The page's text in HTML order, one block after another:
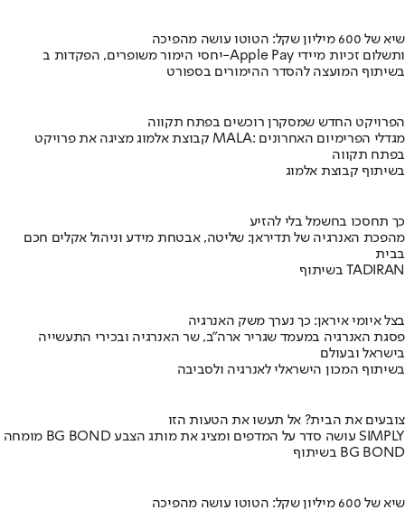
שיא של 600 מיליון שקל: הטוטו עושה מהפיכה
יחסי הימור משופרים, הפקדות ב-Apple Pay ותשלום זכיות מיידי
בשיתוף המועצה להסדר ההימורים בספורט
הפרויקט החדש שמסקרן רוכשים בפתח תקווה
קבוצת אלמוג מציגה את פרויקט MALA: מגדלי הפרימיום האחרונים
בפתח תקווה
בשיתוף קבוצת אלמוג
כך תחסכו בחשמל בלי להזיע
מהפכת האנרגיה של תדיראן: שליטה, אבטחת מידע וניהול אקלים חכם
בבית
בשיתוף TADIRAN
בצל איומי איראן: כך נערך משק האנרגיה
פסגת האנרגיה במעמד שגריר ארה"ב, שר האנרגיה ובכירי התעשייה
בישראל ובעולם
בשיתוף המכון הישראלי לאנרגיה ולסביבה
צובעים את הבית? אל תעשו את הטעות הזו
מומחה BG BOND עושה סדר על המדפים ומציג את מותג הצבע SIMPLY
בשיתוף BG BOND
שיא של 600 מיליון שקל: הטוטו עושה מהפיכה